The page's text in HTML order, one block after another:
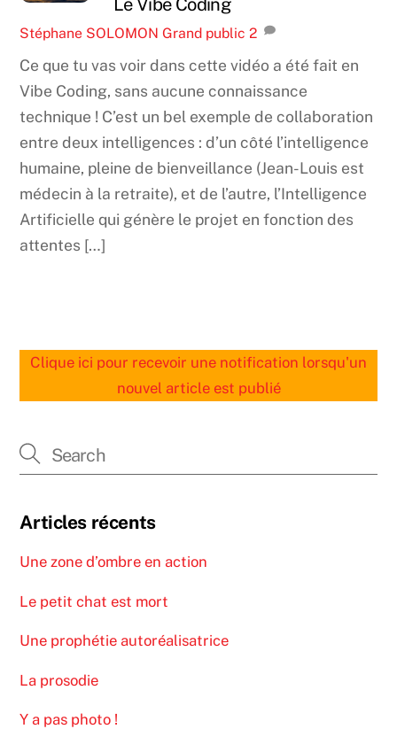
Stéphane SOLOMON Grand public 2
Ce que tu vas voir dans cette vidéo a été fait en
Vibe Coding, sans aucune connaissance
technique ! C’est un bel exemple de collaboration
entre deux intelligences : d’un côté l’intelligence
humaine, pleine de bienveillance (Jean-Louis est
médecin à la retraite), et de l’autre, l’Intelligence
Artificielle qui génère le projet en fonction des
attentes […]
Clique ici pour recevoir une notification lorsqu'un
nouvel article est publié
Articles récents
Une zone d’ombre en action
Le petit chat est mort
Une prophétie autoréalisatrice
La prosodie
Y a pas photo !